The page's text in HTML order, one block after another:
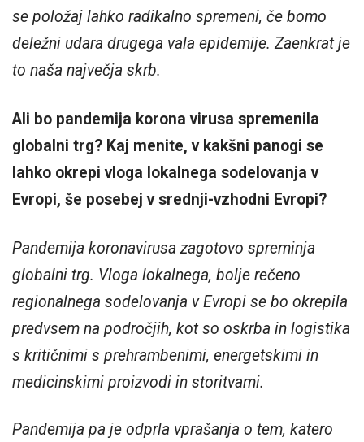
se položaj lahko radikalno spremeni, če bomo
deležni udara drugega vala epidemije. Zaenkrat je
to naša največja skrb.
Ali bo pandemija korona virusa spremenila
globalni trg? Kaj menite, v kakšni panogi se
lahko okrepi vloga lokalnega sodelovanja v
Evropi, še posebej v srednji-vzhodni Evropi?
Pandemija koronavirusa zagotovo spreminja
globalni trg. Vloga lokalnega, bolje rečeno
regionalnega sodelovanja v Evropi se bo okrepila
predvsem na področjih, kot so oskrba in logistika
s kritičnimi s prehrambenimi, energetskimi in
medicinskimi proizvodi in storitvami.
Pandemija pa je odprla vprašanja o tem, katero